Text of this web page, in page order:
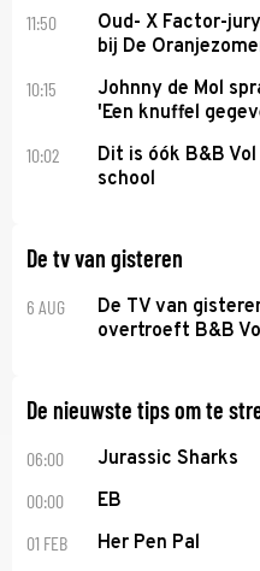
11:50
Oud- X Factor-
bij De
10:15
Johnny de Mol
'Een knuffel
10:02
Dit is óók B&B
school
De tv van gisteren
6 AUG
De TV van
overtroeft B&B
De nieuwste tips om te
06:00 Jurassic Sharks
00:00 EB
01 FEB Her Pen Pal